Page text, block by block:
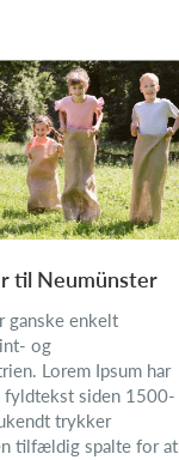
til Neumünster
ganske enkelt
og
Lorem Ipsum har
siden 1500-
trykker
tilfældig spalte for at